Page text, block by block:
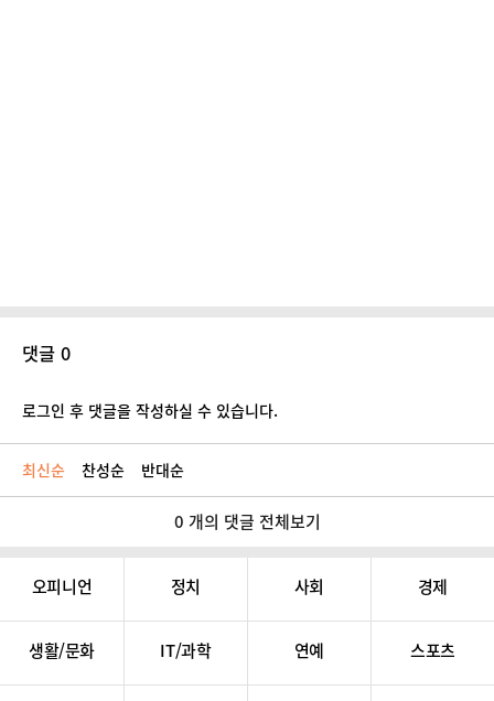
댓글 0
로그인 후 댓글을 작성하실 수 있습니다.
최신순 찬성순 반대순
0 개의 댓글 전체보기
오피니언 정치 사회 경제
생활/문화 IT/과학 연예 스포츠